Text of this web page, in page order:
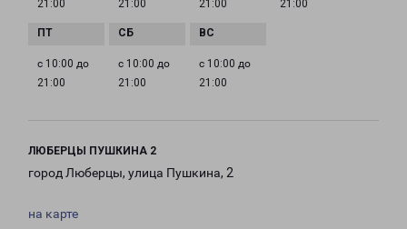
21:00
21:00
21:00
21:00
с 10:00 до
21:00
с 10:00 до
21:00
с 10:00 до
21:00
ЛЮБЕРЦЫ ПУШКИНА 2
город Люберцы, улица Пушкина, 2
на карте